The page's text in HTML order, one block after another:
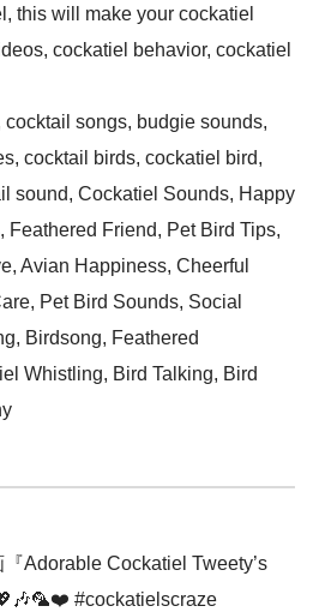
this will make your cockatiel
cockatiel behavior, cockatiel
songs, budgie sounds,
cocktail birds, cockatiel bird,
sound, Cockatiel Sounds, Happy
Friend, Pet Bird Tips,
Avian Happiness, Cheerful
Pet Bird Sounds, Social
Birdsong, Feathered
Whistling, Bird Talking, Bird
Adorable Cockatiel Tweety’s
#cockatielscraze